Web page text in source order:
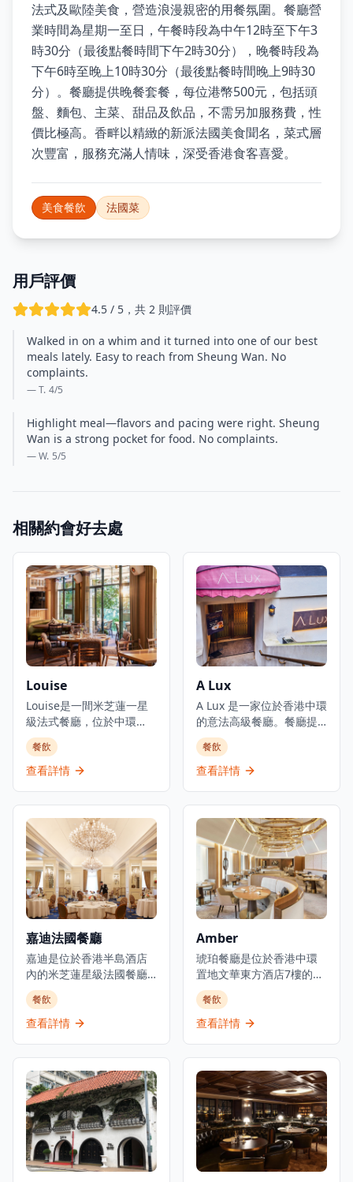
法式及歐陸美食，營造浪漫親密的用餐氛圍。餐廳營
業時間為星期一至日，午餐時段為中午12時至下午3
時30分（最後點餐時間下午2時30分），晚餐時段為
下午6時至晚上10時30分（最後點餐時間晚上9時30
分）。餐廳提供晚餐套餐，每位港幣500元，包括頭
盤、麵包、主菜、甜品及飲品，不需另加服務費，性
價比極高。香畔以精緻的新派法國美食聞名，菜式層
次豐富，服務充滿人情味，深受香港食客喜愛。
美食餐飲 法國菜
用戶評價
4.5 / 5，共 2 則評價
Walked in on a whim and it turned into one of our best
meals lately. Easy to reach from Sheung Wan. No
complaints.
— T. 4/5
Highlight meal—flavors and pacing were right. Sheung
Wan is a strong pocket for food. No complaints.
— W. 5/5
相關約會好去處
Louise
Louise是一間米芝蓮一星
級法式餐廳，位於中環
PMQ（前已婚警察宿舍）
的兩層歷史建築內，是香
港的創意中心。這是JIA
Royer（前亞洲50最佳餐廳
第一名Odette主廚）的合
作項目，提供溫馨的法式
料理和真誠的款待服務。
餐廳由主廚Loïc Portalier
掌舵，展現精緻的法式料
理，採用最優質的時令食
Louise位於香港PMQ的花
園內，在優雅的歷史建築
中提供高品質的料理。
餐飲
查看詳情
A Lux
A Lux 是一家位於香港中環
的意法高級餐廳。餐廳提
供主廚精選套餐,價格為港
幣1,888元,致力於傳承經典
意法料理傳統。餐廳位於
驗,供應歐洲料理包括意大
利、法國和比利時菜式。
餐廳接受信用卡付款,提供
預訂服務和餐桌服務,主要
供應晚餐。他們也提供外
送服務,包括番茄芝士火腿
等美食選擇。餐廳的裝潢
文藝復興風格與法國現代
設計元素，營造出無與倫
比的優雅氛圍。主廚精選
套餐經過精心設計，從前
菜到甜品，每一道都展現
了意法料理的精髓。餐廳
比利時巧克力等，確保每
一道菜都達到最高品質標
準。餐廳的葡萄酒選擇豐
富，由專業侍酒師為您推
薦最適合的配餐選擇。無
論是商務宴請、慶祝特殊
場合還是浪漫約會，A Lux
餐飲
查看詳情
嘉迪法國餐廳
嘉迪是位於香港半島酒店
內的米芝蓮星級法國餐廳,
代表著香港法式料理的巔
峰。餐廳成立於1953年,被
譽為「蘇伊士運河以東最
緻法式料理,在香港餐飲界
享有盛譽,在TripAdvisor上
獲得4.5分評價,在香港
13,622間餐廳中排名第224
位。餐廳位於著名半島酒
店一樓,提供優雅的高級用
餐體驗,並設有代客泊車服
餐飲
查看詳情
Amber
琥珀餐廳是位於香港中環
置地文華東方酒店7樓的著
名米芝蓮二星法式高級餐
廳。在主廚Richard
Ekkebus的指導下，餐廳
結合。琥珀餐廳獲得米芝
蓮星級認可及綠色米芝蓮
星，以其可持續發展理念
而聞名。餐廳提供多種品
嚐套餐，六道菜套餐由
2,058港元起,八道菜套餐為
2,888港元,並設有週末午餐
餐飲
查看詳情